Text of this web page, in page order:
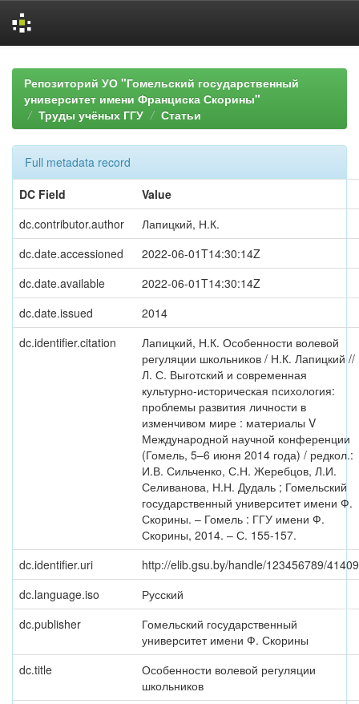
navigationРепозиторий УО "Гомельский государственный
университет имени Франциска Скорины"
Труды учёных ГГУ
Статьи
Full metadata record
DC Field
Value
dc.contributor.author
Лапицкий, Н.К.
dc.date.accessioned
2022-06-01T14:30:14Z
dc.date.available
2022-06-01T14:30:14Z
dc.date.issued
2014
dc.identifier.citation
Лапицкий, Н.К. Особенности волевой
регуляции школьников / Н.К. Лапицкий //
Л. С. Выготский и современная
культурно-историческая психология:
проблемы развития личности в
изменчивом мире : материалы V
Международной научной конференции
(Гомель, 5–6 июня 2014 года) / редкол.:
И.В. Сильченко, С.Н. Жеребцов, Л.И.
Селиванова, Н.Н. Дудаль ; Гомельский
государственный университет имени Ф.
Скорины. – Гомель : ГГУ имени Ф.
Скорины, 2014. – С. 155-157.
dc.identifier.uri
http://elib.gsu.by/handle/123456789/41409
dc.language.iso
Русский
dc.publisher
Гомельский государственный
университет имени Ф. Скорины
dc.title
Особенности волевой регуляции
школьников